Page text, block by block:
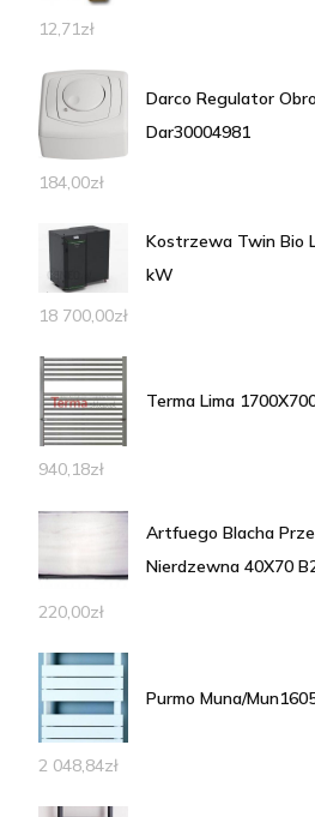
12,71zł
Darco Regulator
Dar30004981
184,00zł
Kostrzewa Twin Bio
kW
18 700,00zł
Terma Lima
940,18zł
Artfuego Blacha
Nierdzewna 40X70
220,00zł
Purmo Muna/
2 048,84zł